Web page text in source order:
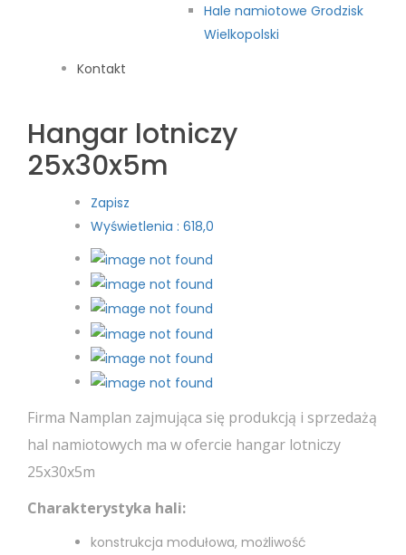
Hale namiotowe Grodzisk
Wielkopolski
Kontakt
Hangar lotniczy
25x30x5m
Zapisz
Wyświetlenia : 618,0
Firma Namplan zajmująca się produkcją i sprzedażą
hal namiotowych ma w ofercie hangar lotniczy
25x30x5m
Charakterystyka hali:
konstrukcja modułowa, możliwość